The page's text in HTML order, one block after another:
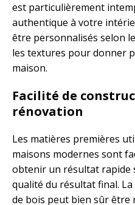
est particulièrement
authentique à votre
être personnalisés selon
les textures pour donner
maison.
Facilité de
rénovation
Les matières premières
maisons modernes sont
obtenir un résultat rapide
qualité du résultat final.
de bois peut bien sûr être